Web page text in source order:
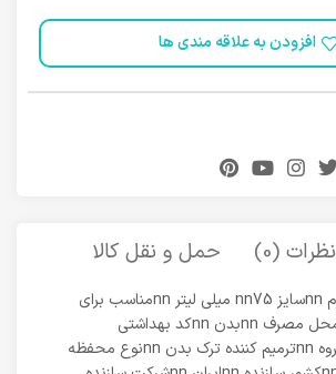
افزودن به علاقه مندی ها
نظرات (0) حمل و نقل کالا
نوع محصول nnکرم nnسایز nn75 میلی لیتر nnمناسب برای
nnانواع پوست nnمحل مصرف nnبدن nnکد بهداشتی
nn21/15385 nnگروه nnترمیم کننده ترک بدن nnنوع محفظه